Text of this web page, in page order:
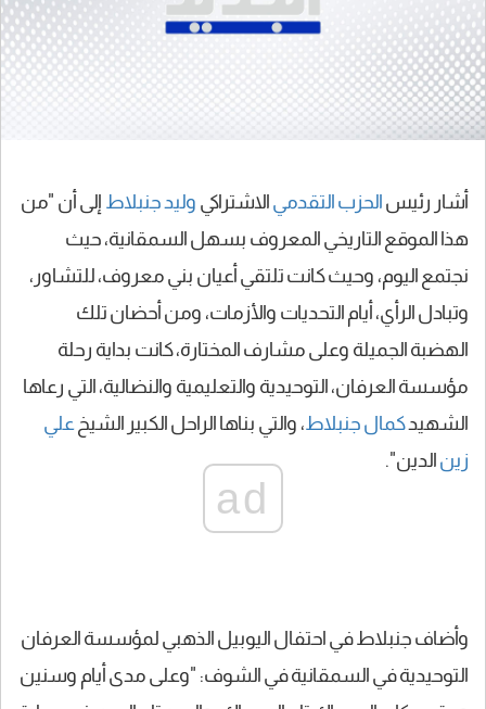
أشار رئيس الحزب التقدمي الاشتراكي وليد جنبلاط إلى أن "من
هذا الموقع التاريخي المعروف بسهل السمقانية، حيث
نجتمع اليوم، وحيث كانت تلتقي أعيان بني معروف، للتشاور،
وتبادل الرأي، أيام التحديات والأزمات، ومن أحضان تلك
الهضبة الجميلة وعلى مشارف المختارة، كانت بداية رحلة
مؤسسة العرفان، التوحيدية والتعليمية والنضالية، التي رعاها
الشهيدكمال جنبلاط، والتي بناها الراحل الكبير الشيخ علي
زين الدين".
ad
وأضاف جنبلاط في احتفال اليوبيل الذهبي لمؤسسة العرفان
التوحيدية في السمقانية في الشوف: "وعلى مدى أيام وسنين